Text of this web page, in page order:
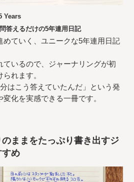
Years
答えるだけの5年連用日記
めていく、ユニークな5年連用日記
ているので、ジャーナリングが初
れます。
はこう答えていたんだ」という発
化を実感できる一冊です。
のままをたっぷり書き出すジ
すめ